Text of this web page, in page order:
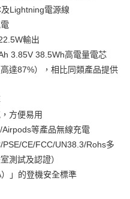
用戶可立即使用無須另外申請。
成立後會自動跳轉到大哥付的交易
數、繳款截止日，確認付款後即完
依後續交易確認頁面所載為準。
達大哥付你分期系統評分，恕無
分期」於每月結算日後寄送繳費提
條碼／台灣大直營門市／銀行轉
款」的支付方式。 讓您購物簡單
需儲值。
。
後，將跳轉至「AFTEE先享後付」
即可完成結帳。
免運費
Lightning電源線
輸出
3.85V 38.5Wh高電量電芯
達87%），相比同類產品提供
方便易用
等產品無線充電
CE/FCC/UN38.3/Rohs多
測試及認證）
」的登機安全標準